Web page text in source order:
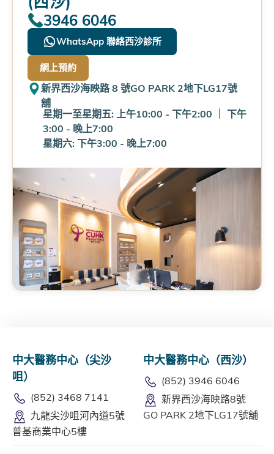
3946 6046
WhatsApp 聯絡西沙診所
網上預約
新界西沙海映路 8 號GO PARK 2地下LG17號
舖
星期一至星期五: 上午10:00 - 下午2:00
下午
3:00 - 晚上7:00
星期六: 下午3:00 - 晚上7:00
中大醫務中心（尖沙
咀）
(852) 3468 7141
九龍尖沙咀河內道5號
普基商業中心5樓
中大醫務中心（西沙）
(852) 3946 6046
新界西沙海映路8號
GO PARK 2地下LG17號舖